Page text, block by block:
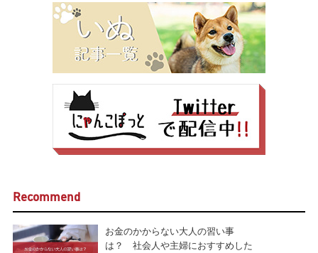
Recommend
お金のかからない大人の習い事
は？ 社会人や主婦におすすめした